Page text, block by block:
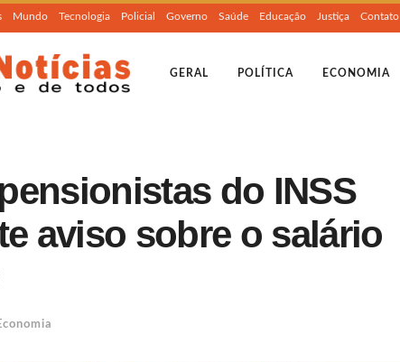
Mundo Tecnologia Policial Governo Saúde Educação Justiça Contato
GERAL POLÍTICA ECONOMIA
do INSS
aviso sobre o salário